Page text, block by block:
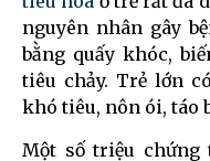
nguyên nhân gây
bằng quấy khóc,
tiêu chảy. Trẻ lớn
khó tiêu, nôn ói, táo
Một số triệu chứng